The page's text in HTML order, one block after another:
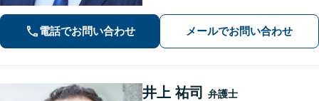
軽にご相談ください【WEB面談可】
【広島電鉄舟入町駅・土橋駅徒歩5分】
電話でお問い合わせ メールでお問い合わせ
井上 祐司 弁護士